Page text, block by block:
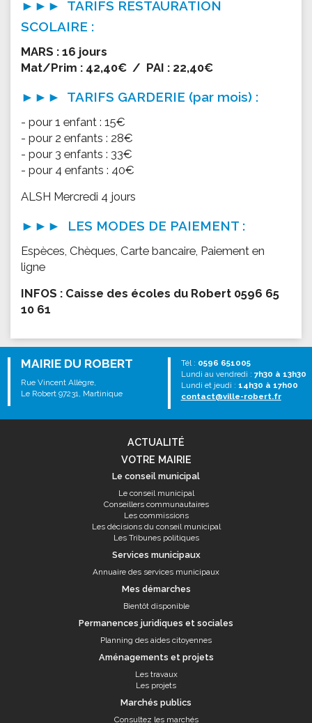
►►► TARIFS RESTAURATION
SCOLAIRE :
MARS : 16 jours
Mat/Prim : 42,40€ / PAI : 22,40€
►►► TARIFS GARDERIE (par mois) :
- pour 1 enfant : 15€
- pour 2 enfants : 28€
- pour 3 enfants : 33€
- pour 4 enfants : 40€
ALSH Mercredi 4 jours
►►► LES MODES DE PAIEMENT :
Espèces, Chèques, Carte bancaire, Paiement en
ligne
INFOS : Caisse des écoles du Robert 0596 65
10 61
MAIRIE DU ROBERT
Rue Vincent Allègre,
Le Robert 97231, Martinique
Tél : 0596 651005
Lundi au vendredi : 7h30 à 13h30
Lundi et jeudi : 14h30 à 17h00
contact@ville-robert.fr
ACTUALITÉ
VOTRE MAIRIE
Le conseil municipal
Le conseil municipal
Conseillers communautaires
Les commissions
Les décisions du conseil municipal
Les Tribunes politiques
Services municipaux
Annuaire des services municipaux
Mes démarches
Bientôt disponible
Permanences juridiques et sociales
Planning des aides citoyennes
Aménagements et projets
Les travaux
Les projets
Marchés publics
Consultez les marchés